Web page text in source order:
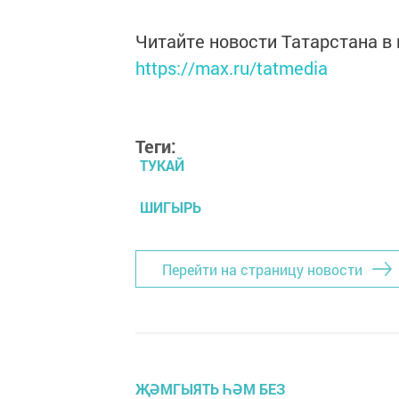
Читайте новости Татарстана
https://max.ru/tatmedia
Теги:
ТУКАЙ
ШИГЫРЬ
Перейти на страницу новости
ҖӘМГЫЯТЬ ҺӘМ БЕЗ